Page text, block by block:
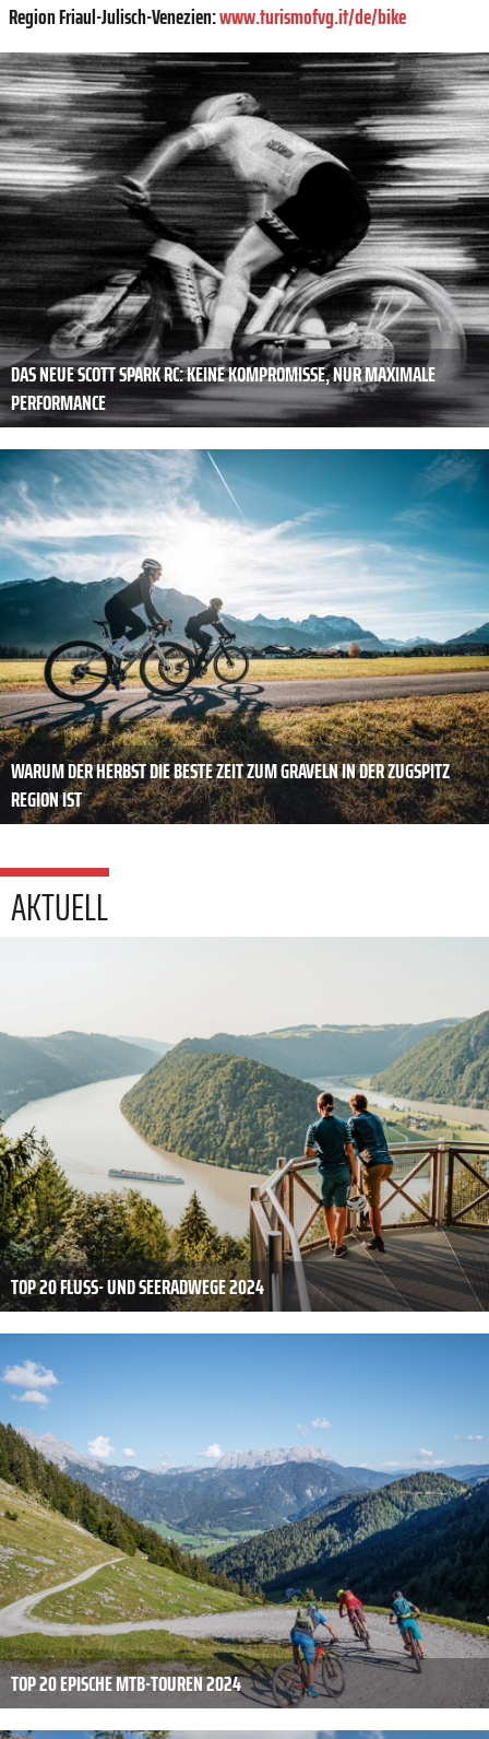
Region Friaul-Julisch-Venezien:www.turismofvg.it/de/bike
DAS NEUE SCOTT SPARK RC: KEINE KOMPROMISSE, NUR MAXIMALE
PERFORMANCE
WARUM DER HERBST DIE BESTE ZEIT ZUM GRAVELN IN DER ZUGSPITZ
REGION IST
AKTUELL
TOP 20 FLUSS- UND SEERADWEGE 2024
TOP 20 EPISCHE MTB-TOUREN 2024